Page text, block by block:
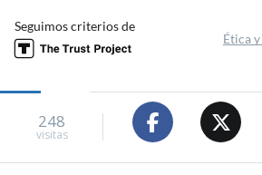
Seguimos criterios de
Ética
248
visitas